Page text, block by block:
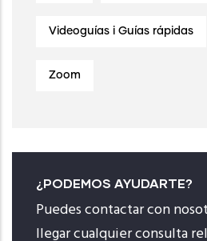
Videoguías i Guías rápidas
Zoom
¿PODEMOS AYUDARTE?
Puedes contactar con
llegar cualquier consulta